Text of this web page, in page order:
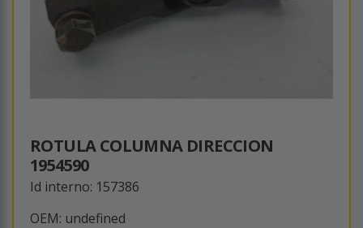
ROTULA COLUMNA DIRECCION
1954590
Id interno: 157386
OEM: undefined